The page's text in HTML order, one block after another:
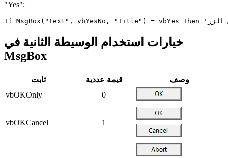
"Yes":
خيارات استخدام الوسيطة الثانية في
MsgBox
ثابت قيمة عددية
وصف
vbOKOnly
0
vbOKCancel 1